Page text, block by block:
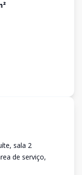
sala 2
de serviço,